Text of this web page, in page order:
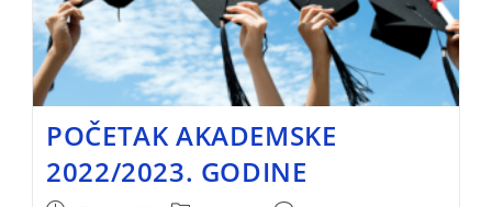
POČETAK AKADEMSKE
2022/2023. GODINE